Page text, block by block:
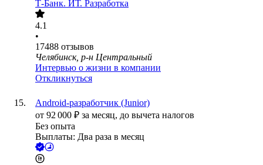
Т-Банк. ИТ. Разработка
4.1
•
17488 отзывов
Челябинск, р-н Центральный
Интервью о жизни в компании
Откликнуться
Android-разработчик (Junior)
от 92 000 ₽ за месяц, до вычета налогов
Без опыта
Выплаты: Два раза в месяц